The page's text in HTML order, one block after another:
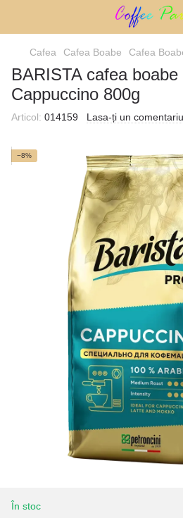
Cafea Cafea Boabe Cafea
BARISTA cafea boabe
Cappuccino 800g
Articol: 014159 Lasa-ți un comentariu
−8%
În stoc